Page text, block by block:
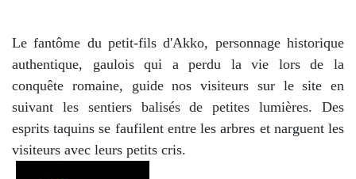
Le fantôme du petit-fils d'Akko, personnage historique
authentique, gaulois qui a perdu la vie lors de la
conquête romaine, guide nos visiteurs sur le site en
suivant les sentiers balisés de petites lumières. Des
esprits taquins se faufilent entre les arbres et narguent les
visiteurs avec leurs petits cris.